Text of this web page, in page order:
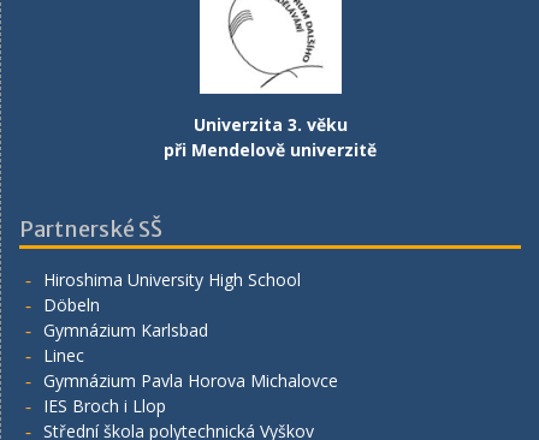
Univerzita 3. věku
při Mendelově univerzitě
Partnerské SŠ
Hiroshima University High School
Döbeln
Gymnázium Karlsbad
Linec
Gymnázium Pavla Horova Michalovce
IES Broch i Llop
Střední škola polytechnická Vyškov